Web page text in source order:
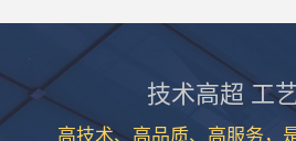
技术高超 工
高技术、高品质、高服务，